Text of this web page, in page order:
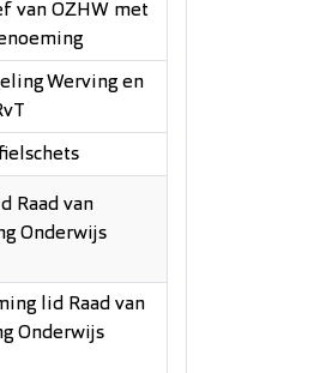
van OZHW met
Werving en
Raad van
Onderwijs
lid Raad van
Onderwijs